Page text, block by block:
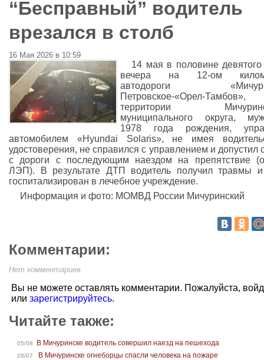
“Бесправный” водитель
врезался в столб
16 Мая 2026 в 10:59
14 мая в половине девятого
вечера на 12-ом
автодороги
Петровское-«Орел-
территории
муниципального округа,
1978 года рождения,
автомобилем «Hyundai Solaris», не имея
удостоверения, не справился с управлением и допустил
с дороги с последующим наездом на препятствие
ЛЭП). В результате ДТП водитель получил травмы
госпитализирован в лечебное учреждение.
Информация и фото: МОМВД России Мичуринский
Комментарии:
Нет комментариев.
Вы не можете оставлять комментарии. Пожалуйста,
или зарегистрируйтесь.
Читайте также:
05/08 В Мичуринске водитель совершил наезд на пешехода
28/07 В Мичуринске огнеборцы спасли человека на пожаре